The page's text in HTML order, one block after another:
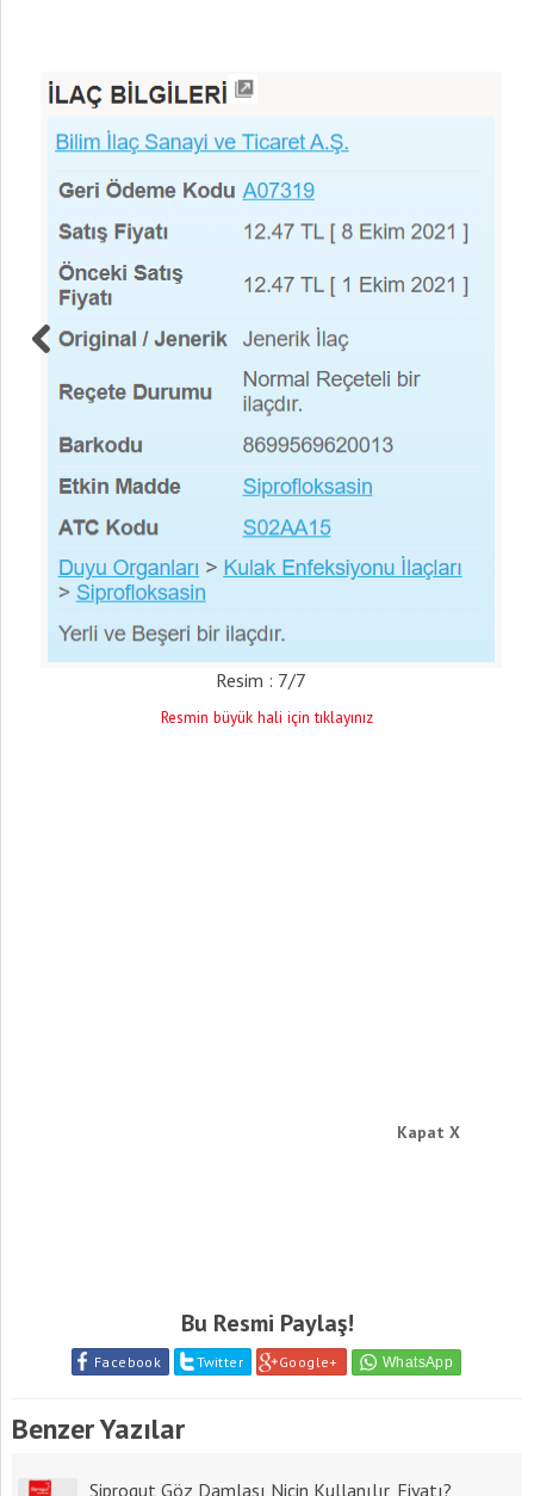
Resim : 7/7
Resmin büyük hali için tıklayınız
Bu Resmi Paylaş!
Facebook Twitter Google+
Benzer Yazılar
Siprogut Göz Damlası Niçin Kullanılır, Fiyatı?
Kapat X